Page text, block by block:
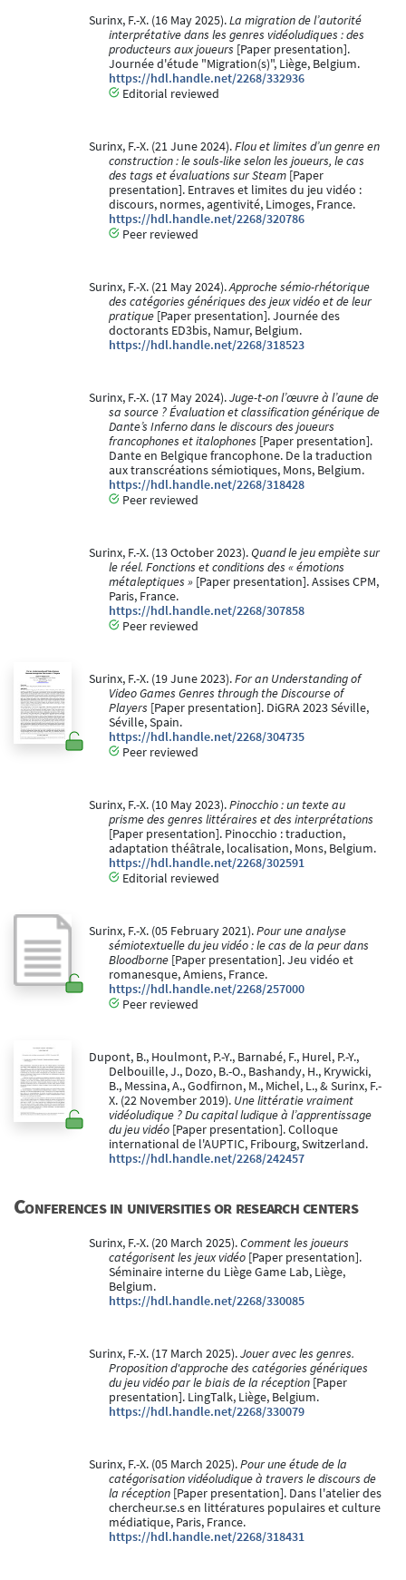
Surinx, F.-X. (16 May 2025).La migration de l’autorité
interprétative dans les genres vidéoludiques : des
producteurs aux joueurs [Paper presentation].
Journée d'étude "Migration(s)", Liège, Belgium.
https://hdl.handle.net/2268/332936
Editorial reviewed
Surinx, F.-X. (21 June 2024).Flou et limites d’un genre en
construction : le souls-like selon les joueurs, le cas
des tags et évaluations sur Steam [Paper
presentation]. Entraves et limites du jeu vidéo :
discours, normes, agentivité, Limoges, France.
https://hdl.handle.net/2268/320786
Peer reviewed
Surinx, F.-X. (21 May 2024).Approche sémio-rhétorique
des catégories génériques des jeux vidéo et de leur
pratique [Paper presentation]. Journée des
doctorants ED3bis, Namur, Belgium.
https://hdl.handle.net/2268/318523
Surinx, F.-X. (17 May 2024).Juge-t-on l’œuvre à l’aune de
sa source ? Évaluation et classification générique de
Dante’s Inferno dans le discours des joueurs
francophones et italophones [Paper presentation].
Dante en Belgique francophone. De la traduction
aux transcréations sémiotiques, Mons, Belgium.
https://hdl.handle.net/2268/318428
Peer reviewed
Surinx, F.-X. (13 October 2023).Quand le jeu empiète sur
le réel. Fonctions et conditions des « émotions
métaleptiques » [Paper presentation]. Assises CPM,
Paris, France.
https://hdl.handle.net/2268/307858
Peer reviewed
Surinx, F.-X. (19 June 2023).For an Understanding of
Video Games Genres through the Discourse of
Players [Paper presentation]. DiGRA 2023 Séville,
Séville, Spain.
https://hdl.handle.net/2268/304735
Peer reviewed
Surinx, F.-X. (10 May 2023).Pinocchio : un texte au
prisme des genres littéraires et des interprétations
[Paper presentation]. Pinocchio : traduction,
adaptation théâtrale, localisation, Mons, Belgium.
https://hdl.handle.net/2268/302591
Editorial reviewed
Surinx, F.-X. (05 February 2021).Pour une analyse
sémiotextuelle du jeu vidéo : le cas de la peur dans
Bloodborne [Paper presentation]. Jeu vidéo et
romanesque, Amiens, France.
https://hdl.handle.net/2268/257000
Peer reviewed
Dupont, B., Houlmont, P.-Y., Barnabé, F., Hurel, P.-Y.,
Delbouille, J., Dozo, B.-O., Bashandy, H., Krywicki,
B., Messina, A., Godfirnon, M., Michel, L., & Surinx, F.-
X. (22 November 2019). Une littératie vraiment
vidéoludique ? Du capital ludique à l’apprentissage
du jeu vidéo [Paper presentation]. Colloque
international de l'AUPTIC, Fribourg, Switzerland.
https://hdl.handle.net/2268/242457
Conferences in universities or research centers
Surinx, F.-X. (20 March 2025).Comment les joueurs
catégorisent les jeux vidéo [Paper presentation].
Séminaire interne du Liège Game Lab, Liège,
Belgium.
https://hdl.handle.net/2268/330085
Surinx, F.-X. (17 March 2025).Jouer avec les genres.
Proposition d'approche des catégories génériques
du jeu vidéo par le biais de la réception [Paper
presentation]. LingTalk, Liège, Belgium.
https://hdl.handle.net/2268/330079
Surinx, F.-X. (05 March 2025).Pour une étude de la
catégorisation vidéoludique à travers le discours de
la réception [Paper presentation]. Dans l'atelier des
chercheur.se.s en littératures populaires et culture
médiatique, Paris, France.
https://hdl.handle.net/2268/318431